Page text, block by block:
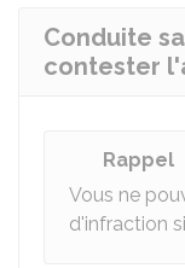
Conduite
contester
Rappel
Vous ne
d'infraction